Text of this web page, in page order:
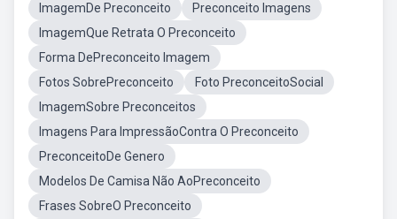
ImagemDe Preconceito
Preconceito Imagens
ImagemQue Retrata O Preconceito
Forma DePreconceito Imagem
Fotos SobrePreconceito
Foto PreconceitoSocial
ImagemSobre Preconceitos
Imagens Para ImpressãoContra O Preconceito
PreconceitoDe Genero
Modelos De Camisa Não AoPreconceito
Frases SobreO Preconceito